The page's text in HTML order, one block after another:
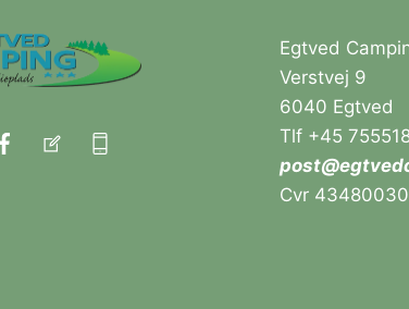
Facebook
Mail
Egtved
Verstvej 9
6040 Egtved
Tlf +45
Cvr 43480030